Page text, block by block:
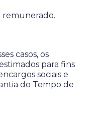
remunerado.
casos, os
para fins
sociais e
do Tempo de